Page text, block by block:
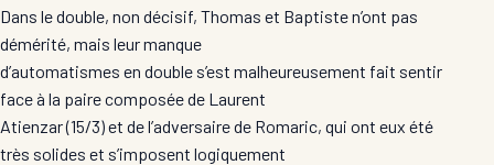
Dans le double, non décisif, Thomas et Baptiste n’ont pas
démérité, mais leur manque
d’automatismes en double s’est malheureusement fait sentir
face à la paire composée de Laurent
Atienzar (15/3) et de l’adversaire de Romaric, qui ont eux été
très solides et s’imposent logiquement